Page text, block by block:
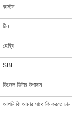
কাস্টম
চীন
হেব্বি
SBL
ডিজেল ফিল্টার উপাদান
আপনি কি আমার সাথে কি করতে চান